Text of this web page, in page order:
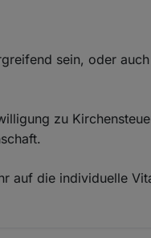
sein, oder
zu
auf die individuelle